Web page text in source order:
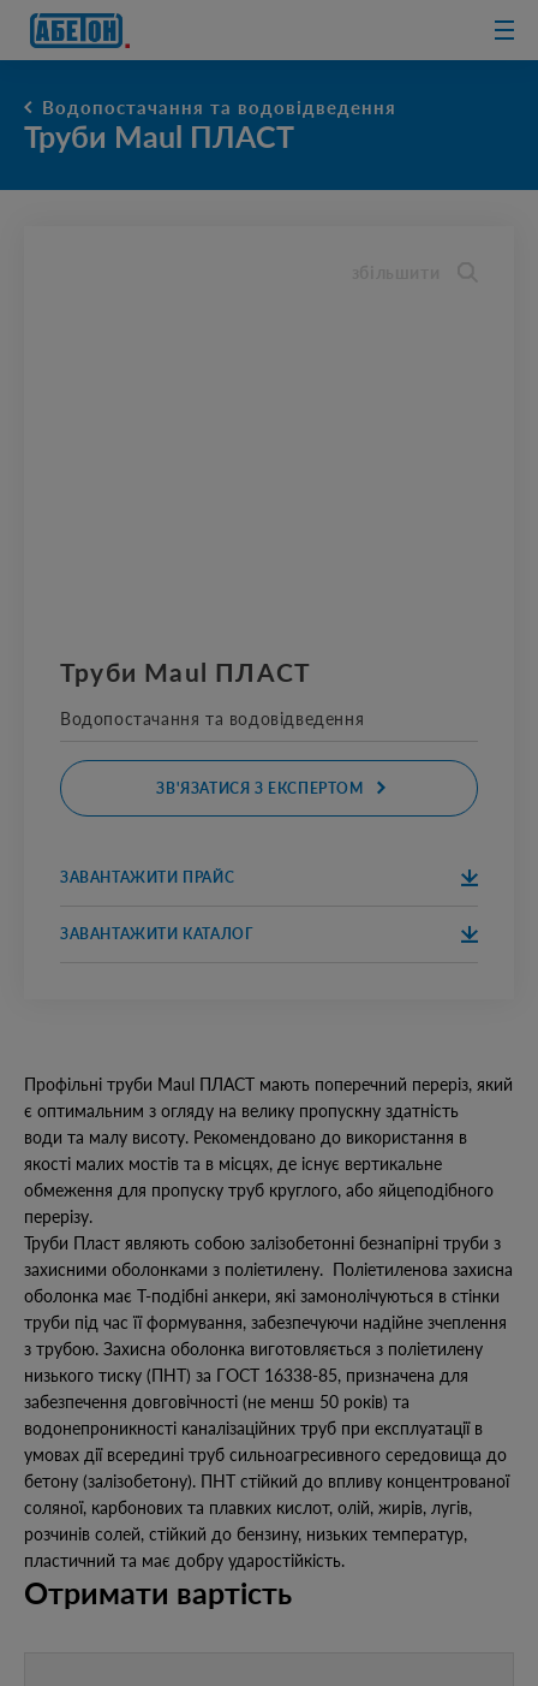
очисні споруди
Водопостачання та водовідведення
Труби Maul ПЛАСТ
Профільні труби Maul ПЛАСТ мають поперечний переріз, який
є оптимальним з огляду на велику пропускну здатність
води та малу висоту. Рекомендовано до використання в
якості малих мостів та в місцях, де існує вертикальне
обмеження для пропуску труб круглого, або яйцеподібного
перерізу.
Труби Пласт являють собою залізобетонні безнапірні труби з
захисними оболонками з поліетилену. Поліетиленова захисна
оболонка має Т-подібні анкери, які замонолічуються в стінки
труби під час її формування, забезпечуючи надійне зчеплення
з трубою. Захисна оболонка виготовляється з поліетилену
низького тиску (ПНТ) за ГОСТ 16338-85, призначена для
забезпечення довговічності (не менш 50 років) та
водонепроникності каналізаційних труб при експлуатації в
умовах дії всередині труб сильноагресивного середовища до
бетону (залізобетону). ПНТ стійкий до впливу концентрованої
соляної, карбонових та плавких кислот, олій, жирів, лугів,
розчинів солей, стійкий до бензину, низьких температур,
пластичний та має добру ударостійкість.
Отримати вартість
Труби Maul ПЛАСТ
Водопостачання та водовідведення
ЗВ'ЯЗАТИСЯ З ЕКСПЕРТОМ
ЗАВАНТАЖИТИ ПРАЙС
ЗАВАНТАЖИТИ КАТАЛОГ